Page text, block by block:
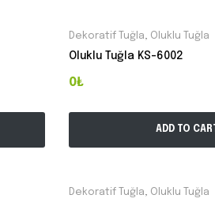
Dekoratif Tuğla, Oluklu Tuğla
Oluklu Tuğla KS-6002
0₺
ADD TO CART
Dekoratif Tuğla, Oluklu Tuğla